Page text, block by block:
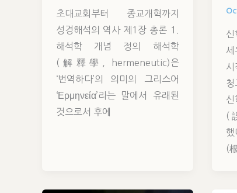
초대교회부터 종교개혁까지
성경해석의 역사 제1장 총론 1.
해석학 개념 정의 해석학
(解釋學, hermeneutic)은
‘번역하다’의 의미의 그리스어
‘Ερμηνεία’라는 말에서 유래된
것으로서 후에
시
(
(